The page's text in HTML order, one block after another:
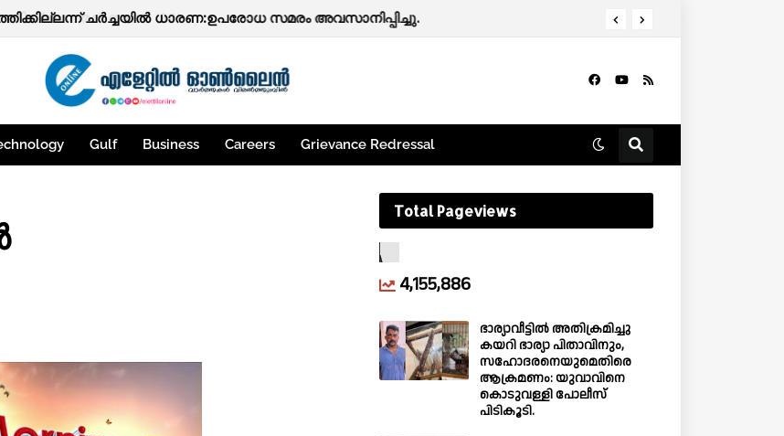
പ്രഭാകരന്‍ നായർ (80)
Gulf Business Careers Grievance Redressal
Total Pageviews
4,155,886
ഭാര്യാവീട്ടിൽ അതിക്രമിച്ചു
കയറി ഭാര്യാ പിതാവിനും,
സഹോദരനെയുമെതിരെ
ആക്രമണം: യുവാവിനെ
കൊടുവള്ളി പോലീസ്
പിടികൂടി.